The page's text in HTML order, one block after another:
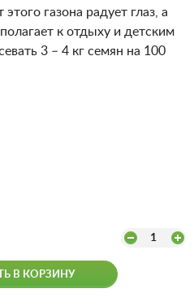
газона радует глаз, а
к отдыху и детским
3 – 4 кг семян на 100
1
В КОРЗИНУ